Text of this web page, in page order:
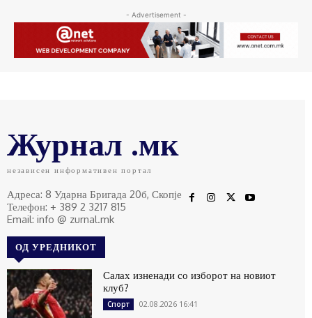
- Advertisement -
Журнал .мк
независен информативен портал
Адреса: 8 Ударна Бригада 20б, Скопје
Телефон: + 389 2 3217 815
Email: info @ zurnal.mk
ОД УРЕДНИКОТ
Салах изненади со изборот на новиот
клуб?
Спорт 02.08.2026 16:41